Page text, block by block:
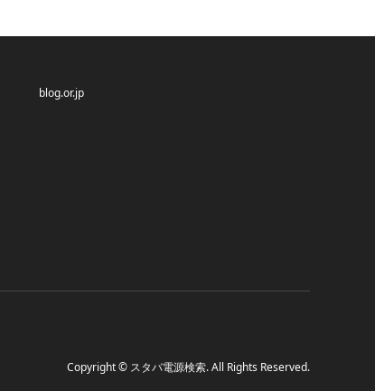
blog.or.jp
Copyright© スタバ電源検索. All Rights Reserved.